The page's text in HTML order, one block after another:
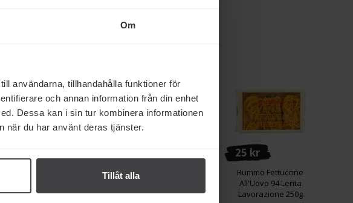
Om
användarna, tillhandahålla funktioner för
och annan information från din enhet
Dessa kan i sin tur kombinera informationen
när du har använt deras tjänster.
Tillåt allaRummo Conchiglie
25 kr
Rummo Fettuccine
All'Uovo 94 Lenta
Lavorazione 250g